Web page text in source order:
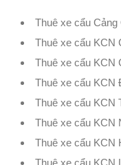
Thuê xe cẩu Cảng
Thuê xe cẩu KCN
Thuê xe cẩu KCN
Thuê xe cẩu KCN
Thuê xe cẩu KCN
Thuê xe cẩu KCN
Thuê xe cẩu KCN
Thuê xe cẩu KCN